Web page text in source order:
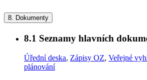
8. Dokumenty
8.1 Seznamy hlavních
Úřední deska, Zápisy OZ, Veřejné
plánování